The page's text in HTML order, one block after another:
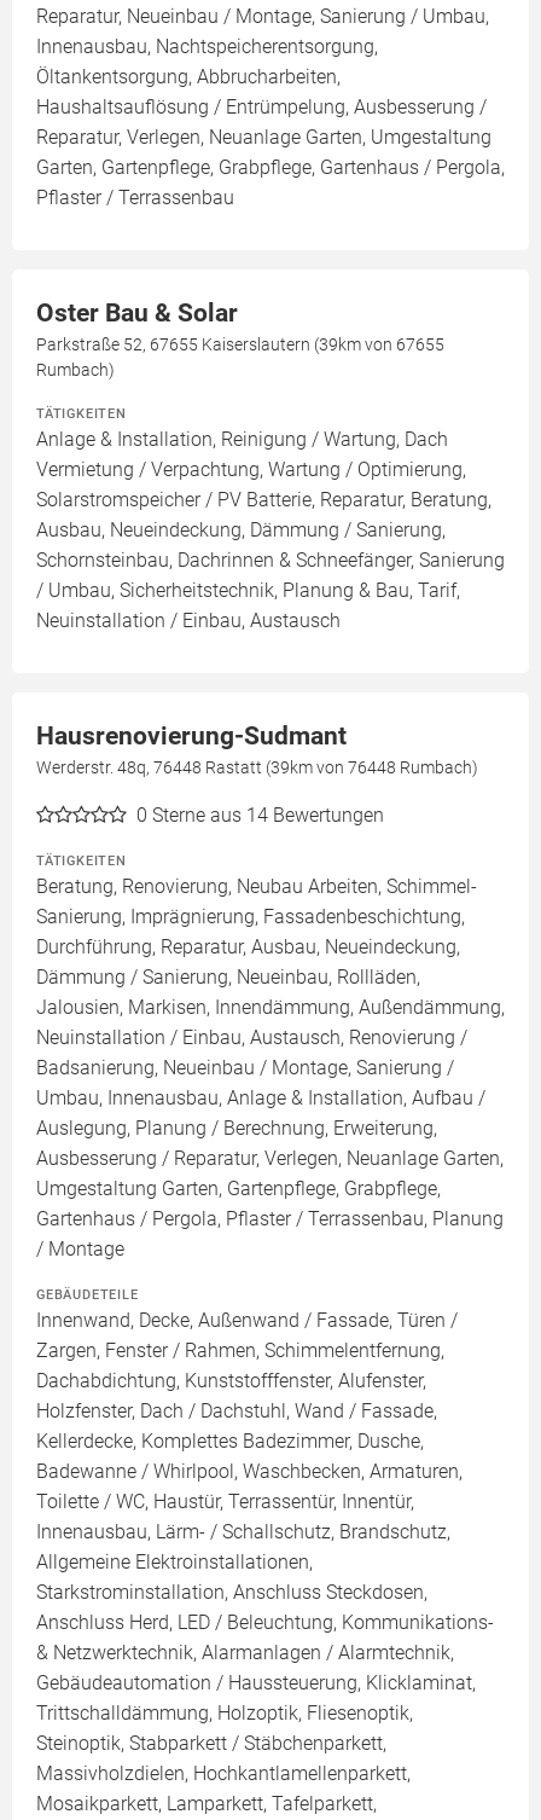
Reparatur, Neueinbau / Montage, Sanierung / Umbau,
Innenausbau, Nachtspeicherentsorgung,
Öltankentsorgung, Abbrucharbeiten,
Haushaltsauflösung / Entrümpelung, Ausbesserung /
Reparatur, Verlegen, Neuanlage Garten, Umgestaltung
Garten, Gartenpflege, Grabpflege, Gartenhaus / Pergola,
Pflaster / Terrassenbau
Oster Bau & Solar
Parkstraße 52, 67655 Kaiserslautern (39km von 67655
Rumbach)
TÄTIGKEITEN
Anlage & Installation, Reinigung / Wartung, Dach
Vermietung / Verpachtung, Wartung / Optimierung,
Solarstromspeicher / PV Batterie, Reparatur, Beratung,
Ausbau, Neueindeckung, Dämmung / Sanierung,
Schornsteinbau, Dachrinnen & Schneefänger, Sanierung
/ Umbau, Sicherheitstechnik, Planung & Bau, Tarif,
Neuinstallation / Einbau, Austausch
Hausrenovierung-Sudmant
Werderstr. 48q, 76448 Rastatt (39km von 76448 Rumbach)
0 Sterne aus 14 Bewertungen
TÄTIGKEITEN
Beratung, Renovierung, Neubau Arbeiten, Schimmel-
Sanierung, Imprägnierung, Fassadenbeschichtung,
Durchführung, Reparatur, Ausbau, Neueindeckung,
Dämmung / Sanierung, Neueinbau, Rollläden,
Jalousien, Markisen, Innendämmung, Außendämmung,
Neuinstallation / Einbau, Austausch, Renovierung /
Badsanierung, Neueinbau / Montage, Sanierung /
Umbau, Innenausbau, Anlage & Installation, Aufbau /
Auslegung, Planung / Berechnung, Erweiterung,
Ausbesserung / Reparatur, Verlegen, Neuanlage Garten,
Umgestaltung Garten, Gartenpflege, Grabpflege,
Gartenhaus / Pergola, Pflaster / Terrassenbau, Planung
/ Montage
GEBÄUDETEILE
Innenwand, Decke, Außenwand / Fassade, Türen /
Zargen, Fenster / Rahmen, Schimmelentfernung,
Dachabdichtung, Kunststofffenster, Alufenster,
Holzfenster, Dach / Dachstuhl, Wand / Fassade,
Kellerdecke, Komplettes Badezimmer, Dusche,
Badewanne / Whirlpool, Waschbecken, Armaturen,
Toilette / WC, Haustür, Terrassentür, Innentür,
Innenausbau, Lärm- / Schallschutz, Brandschutz,
Allgemeine Elektroinstallationen,
Starkstrominstallation, Anschluss Steckdosen,
Anschluss Herd, LED / Beleuchtung, Kommunikations-
& Netzwerktechnik, Alarmanlagen / Alarmtechnik,
Gebäudeautomation / Haussteuerung, Klicklaminat,
Trittschalldämmung, Holzoptik, Fliesenoptik,
Steinoptik, Stabparkett / Stäbchenparkett,
Massivholzdielen, Hochkantlamellenparkett,
Mosaikparkett, Lamparkett, Tafelparkett,